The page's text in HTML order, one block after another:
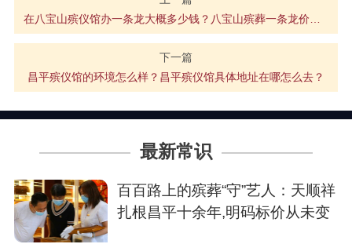
下一篇
昌平殡仪馆的环境怎么样？昌平殡仪馆具体地址在哪怎么去？
最新常识
百百路上的殡葬“守”艺人：天顺祥
扎根昌平十余年,明码标价从未变